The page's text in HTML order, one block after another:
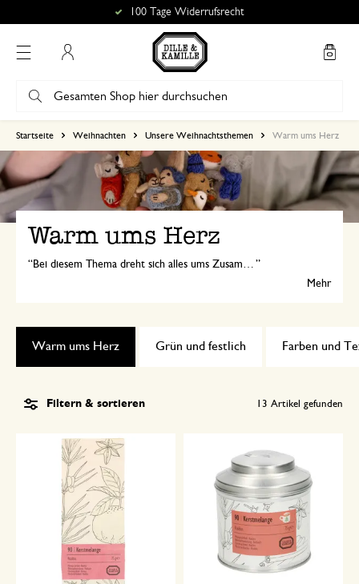
100 Tage Widerrufsrecht
Startseite Weihnachten Unsere Weihnachtsthemen Warm ums Herz
Warm ums Herz
Bei diesem Thema dreht sich alles ums Zusammensein. Unsere tierischen Freunde feiern Weihnachten mit Familie und Freunden, gemütlich am Tisch oder am Kamin.
Mehr
Grün und festlich Farben und
Warm ums Herz
Filtern & sortieren 13 Artikel gefunden